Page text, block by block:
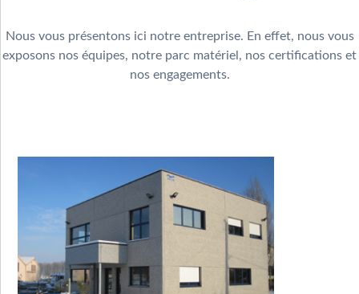
Nous vous présentons ici notre entreprise. En effet, nous vous
exposons nos équipes, notre parc matériel, nos certifications et
nos engagements.